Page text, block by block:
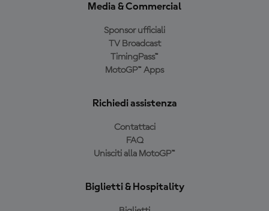
Media & Commercial
Sponsor ufficiali
TV Broadcast
TimingPass™
MotoGP™ Apps
Richiedi assistenza
Contattaci
FAQ
Unisciti alla MotoGP™
Biglietti & Hospitality